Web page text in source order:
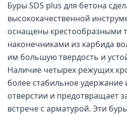
Буры SDS plus для бетона
высококачественной
оснащены крестообразными
наконечниками из карбида
им большую твердость и
Наличие четырех режущих
более стабильное удержание
отверстии и предотвращает
встрече с арматурой. Эти